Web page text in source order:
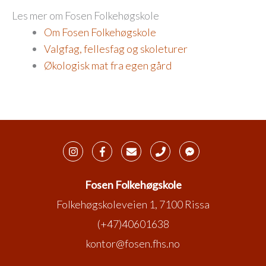
Les mer om Fosen Folkehøgskole
Om Fosen Folkehøgskole
Valgfag, fellesfag og skoleturer
Økologisk mat fra egen gård
Fosen Folkehøgskole
Folkehøgskoleveien 1, 7100 Rissa
(+47)40601638
kontor@fosen.fhs.no